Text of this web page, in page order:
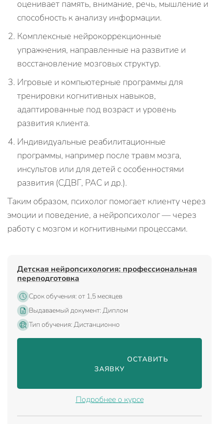
оценивает память, внимание, речь, мышление и
способность к анализу информации.
Комплексные нейрокоррекционные
упражнения, направленные на развитие и
восстановление мозговых структур.
Игровые и компьютерные программы для
тренировки когнитивных навыков,
адаптированные под возраст и уровень
развития клиента.
Индивидуальные реабилитационные
программы, например после травм мозга,
инсультов или для детей с особенностями
развития (СДВГ, РАС и др.).
Таким образом, психолог помогает клиенту через
эмоции и поведение, а нейропсихолог — через
работу с мозгом и когнитивными процессами.
Детская нейропсихология: профессиональная
переподготовка
Срок обучения: от 1,5 месяцев
Выдаваемый документ: Диплом
Тип обучения: Дистанционно
                                ОСТАВИТЬ
ЗАЯВКУ
Подробнее о курсе